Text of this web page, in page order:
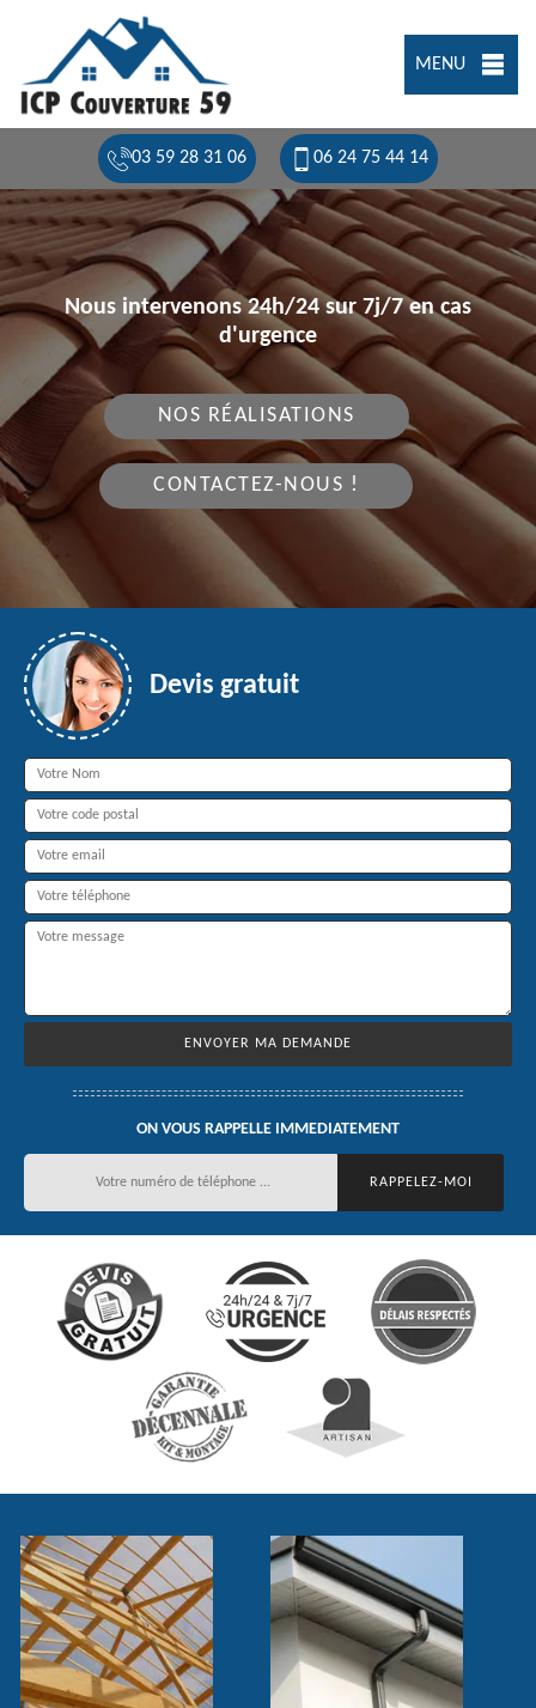
MENU
03 59 28 31 06 06 24 75 44 14
Nous intervenons 24h/24 sur 7j/7 en cas
d'urgence
NOS RÉALISATIONS
CONTACTEZ-NOUS !
Devis gratuit
ON VOUS RAPPELLE IMMEDIATEMENT